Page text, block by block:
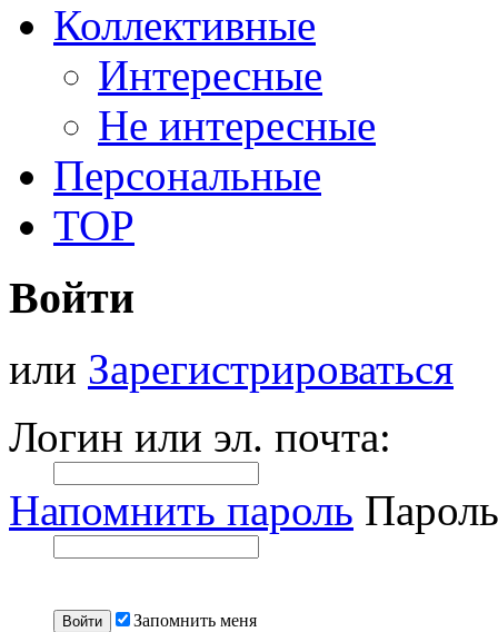
Коллективные
Интересные
Не интересные
Персональные
TOP
Войти
или Зарегистрироваться
Логин или эл. почта:
Напомнить пароль
Запомнить меня